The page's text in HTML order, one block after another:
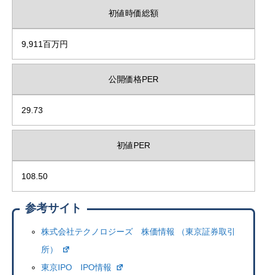
初値時価総額
9,911百万円
公開価格PER
29.73
初値PER
108.50
参考サイト
株式会社テクノロジーズ 株価情報 （東京証券取引
所）
東京IPO IPO情報